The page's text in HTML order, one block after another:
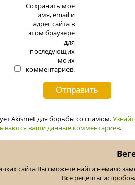
Сохранить моё
имя, email и
адрес сайта в
этом браузере
для
последующих
моих
комментариев.
Akismet для борьбы со спамом.
ваши данные комментариев.
сайта Вы сможете найти немало
Все рецепты